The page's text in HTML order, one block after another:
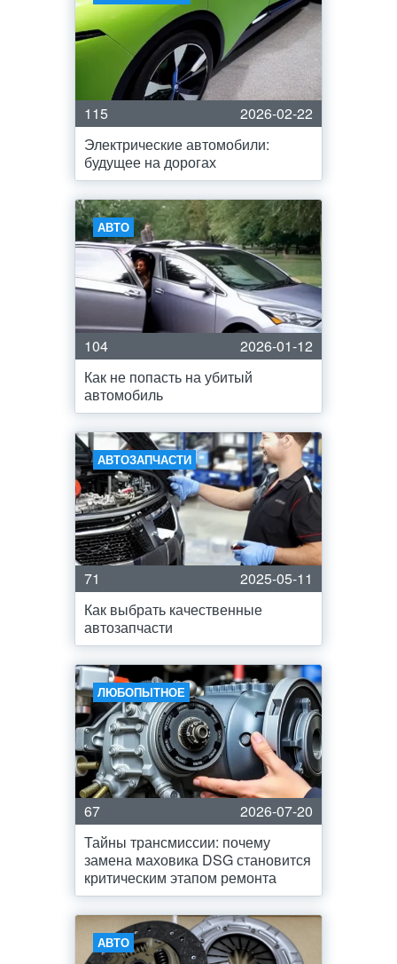
115
2026-02-22
Электрические автомобили:
будущее на дорогах
АВТО
104
2026-01-12
Как не попасть на убитый
автомобиль
АВТОЗАПЧАСТИ
71
2025-05-11
Как выбрать качественные
автозапчасти
ЛЮБОПЫТНОЕ
67
2026-07-20
Тайны трансмиссии: почему
замена маховика DSG становится
критическим этапом ремонта
АВТО